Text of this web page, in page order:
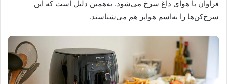
فراوان با هوای داغ سرخ می‌شود. به‌همین دلیل است که این
سرخ‌کن‌ها را به‌اسم هواپز هم می‌شناسند.